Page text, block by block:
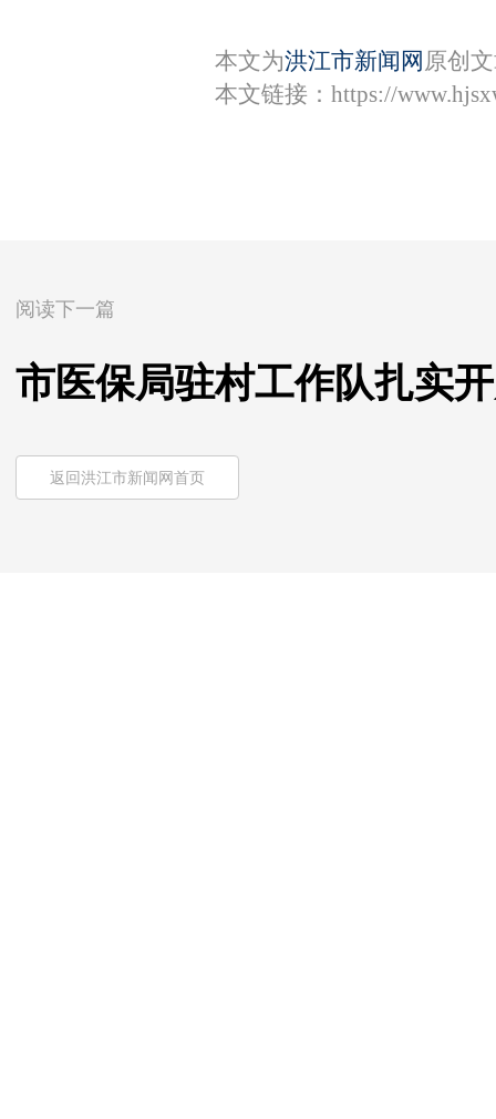
本文为洪江市新闻网 原创
本文链接： https://
阅读下一篇
市医保局驻村工作队扎实
返回洪江市新闻网首页